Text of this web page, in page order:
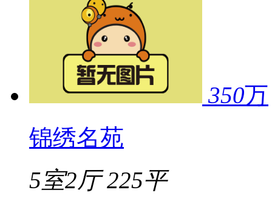
350万
锦绣名苑
5室2厅 225平